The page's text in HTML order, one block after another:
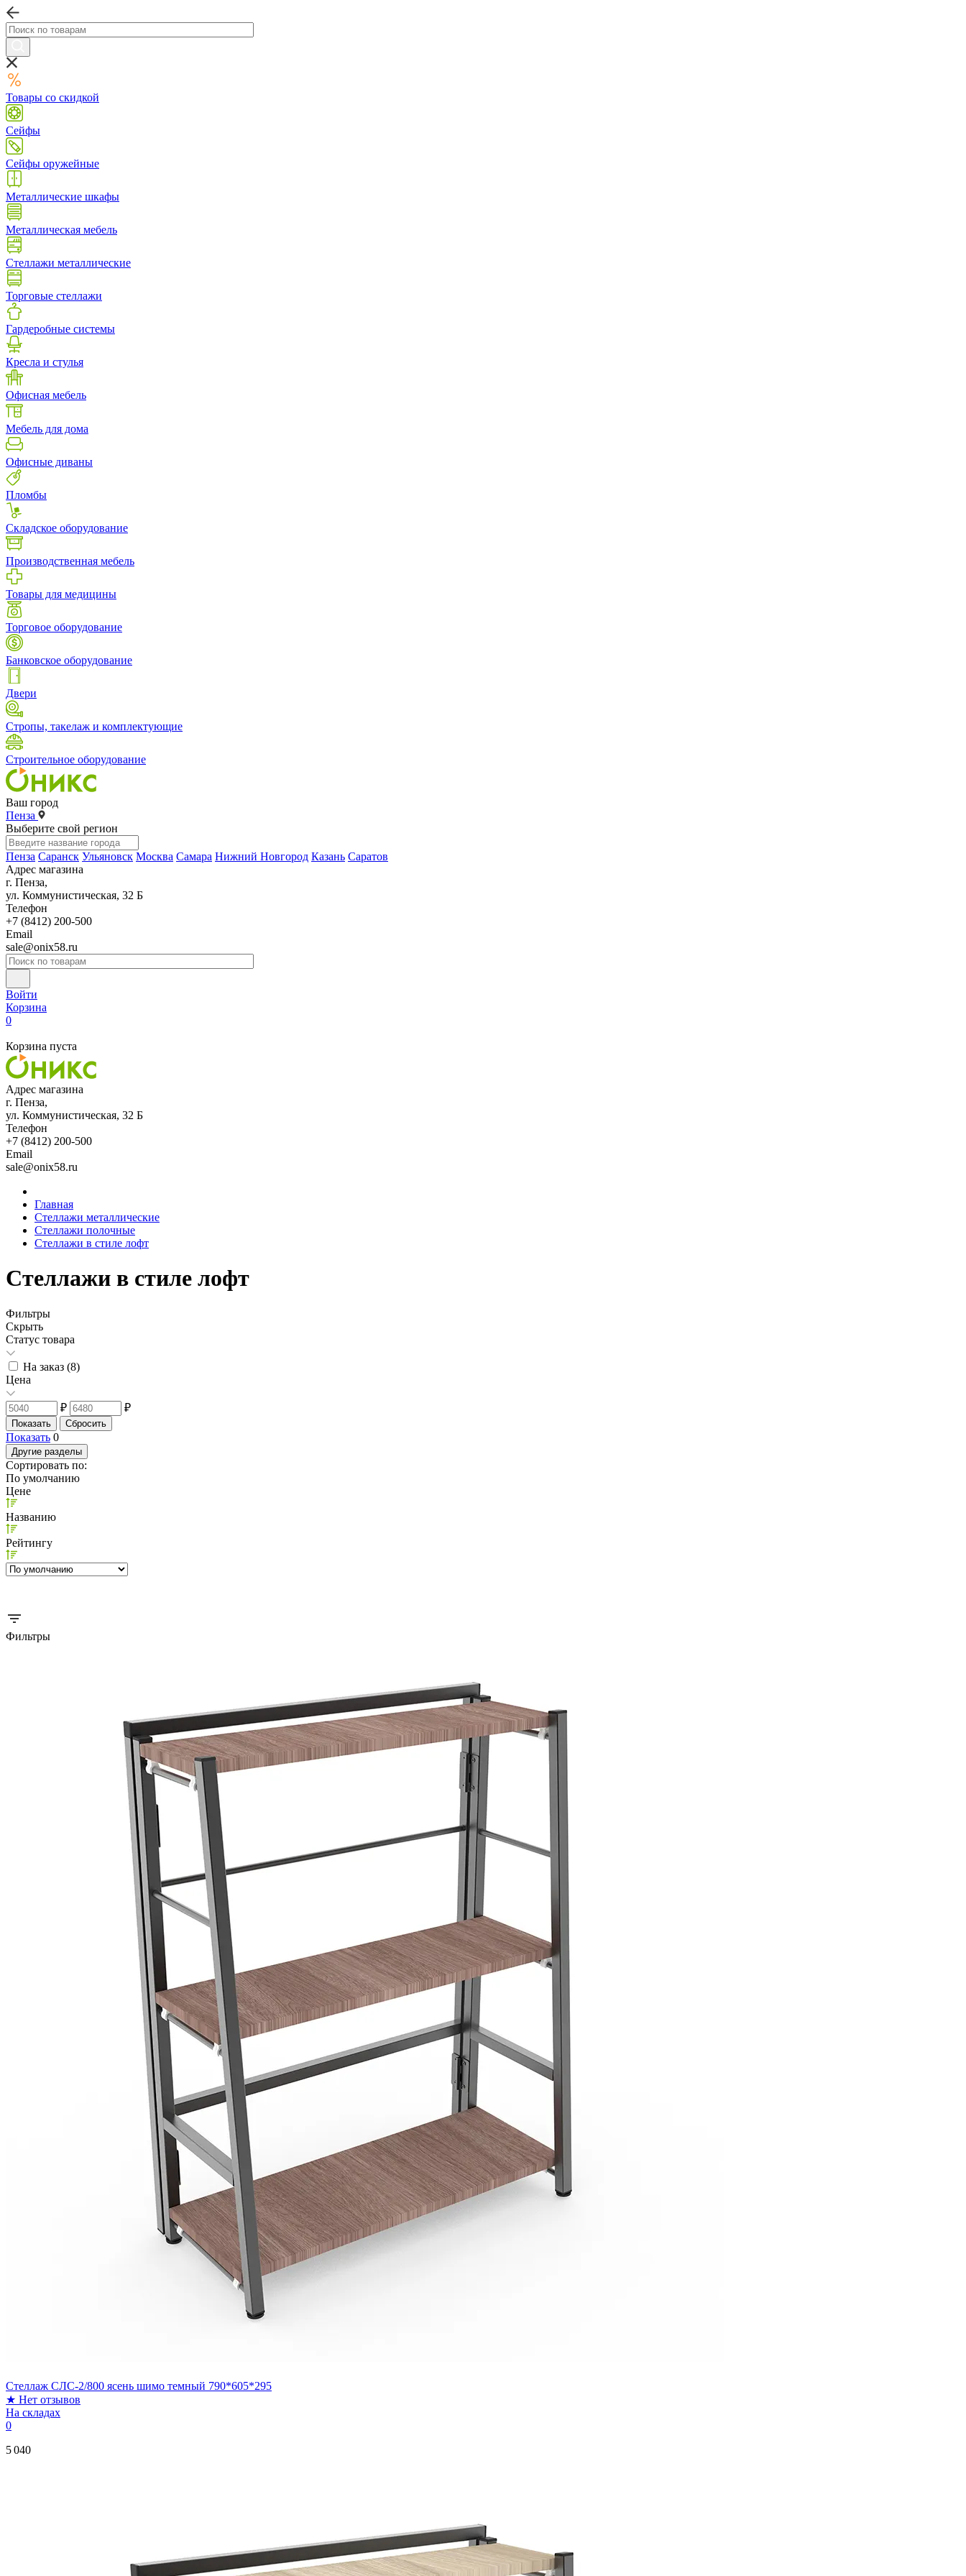
Товары со скидкой
Сейфы
Сейфы оружейные
Металлические шкафы
Металлическая мебель
Стеллажи металлические
Торговые стеллажи
Гардеробные системы
Кресла и стулья
Офисная мебель
Мебель для дома
Офисные диваны
Пломбы
Складское оборудование
Производственная мебель
Товары для медицины
Торговое оборудование
Банковское оборудование
Двери
Стропы, такелаж и комплектующие
Строительное оборудование
Ваш город
Пенза
Выберите свой регион
Пенза Саранск Ульяновск Москва Самара Нижний Новгород Казань Саратов
Адрес магазина
г. Пенза,
ул. Коммунистическая, 32 Б
Телефон
+7 (8412) 200-500
Email
sale@onix58.ru
Войти
Корзина
0
Корзина пуста
Адрес магазина
г. Пенза,
ул. Коммунистическая, 32 Б
Телефон
+7 (8412) 200-500
Email
sale@onix58.ru
Главная
Стеллажи металлические
Стеллажи полочные
Стеллажи в стиле лофт
Стеллажи в стиле лофт
Фильтры
Скрыть
Статус товара
На заказ (8)
Цена
₽ ₽
Показать 0
Другие разделы
Сортировать по:
По умолчанию
Цене
Названию
Рейтингу
Фильтры
Стеллаж СЛС-2/800 ясень шимо темный 790*605*295
★ Нет отзывов
На складах
0
5 040